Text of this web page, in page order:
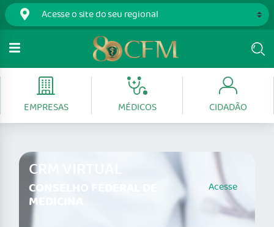
EMPRESAS MÉDICOS CIDADÃO
CRM VIRTUAL
CONSELHO FEDERAL DE
MEDICINA
Acesse